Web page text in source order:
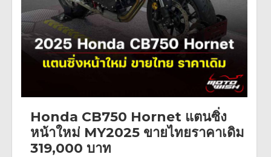
Honda CB750 Hornet แตนซิ่ง
หน้าใหม่ MY2025 ขายไทยราคาเดิม
319,000 บาท